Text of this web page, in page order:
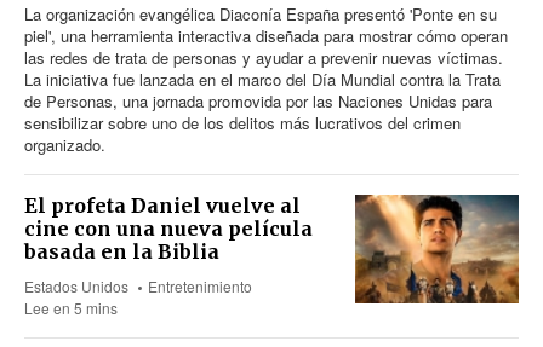
La organización evangélica Diaconía España presentó 'Ponte en su
piel', una herramienta interactiva diseñada para mostrar cómo operan
las redes de trata de personas y ayudar a prevenir nuevas víctimas.
La iniciativa fue lanzada en el marco del Día Mundial contra la Trata
de Personas, una jornada promovida por las Naciones Unidas para
sensibilizar sobre uno de los delitos más lucrativos del crimen
organizado.
El profeta Daniel vuelve al
cine con una nueva película
basada en la Biblia
Estados Unidos
Entretenimiento
Lee en 5 mins